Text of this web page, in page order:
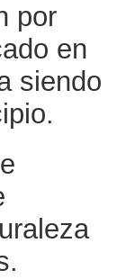
por
en
siendo